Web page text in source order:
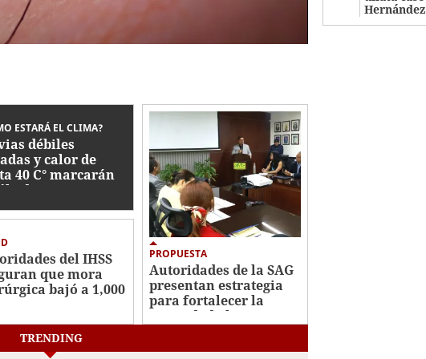
ESTARÁ EL CLIMA?
débiles
y calor de
40 C° marcarán
del IHSS
que mora
bajó a 1,000
PROPUESTA
Autoridades de la SAG
presentan estrategia
para fortalecer la
seguridad alimentaria
Hernández
TRENDING